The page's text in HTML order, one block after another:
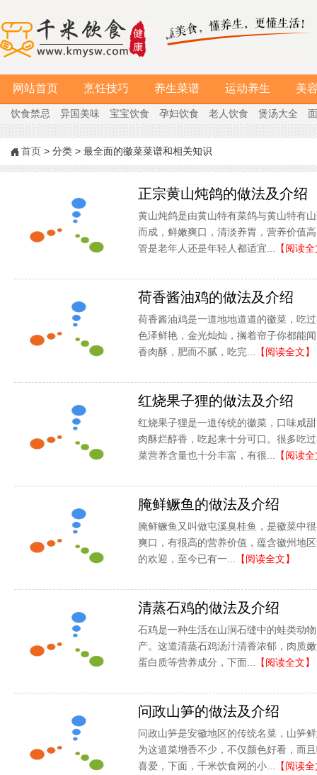
网站首页 烹饪技巧 养生菜谱 运动养生 美
饮食禁忌 异国美味 宝宝饮食 孕妇饮食 老人饮食 煲汤大全
首页 > 分类 > 最全面的徽菜菜谱和相关知识
正宗黄山炖鸽的做法及介绍
黄山炖鸽是由黄山特有菜鸽与黄山特有
而成，鲜嫩爽口，清淡养胃，营养价值
管是老年人还是年轻人都适宜...
【阅读
荷香酱油鸡的做法及介绍
荷香酱油鸡是一道地地道道的徽菜，吃
色泽鲜艳，金光灿灿，搁着帘子你都能
香肉酥，肥而不腻，吃完...
【阅读全文】
红烧果子狸的做法及介绍
红烧果子狸是一道传统的徽菜，口味咸
肉酥烂醇香，吃起来十分可口。很多吃
菜营养含量也十分丰富，有很...
【阅读
腌鲜鳜鱼的做法及介绍
腌鲜鳜鱼又叫做屯溪臭桂鱼，是徽菜中
爽口，有很高的营养价值，蕴含徽州地
的欢迎，至今已有一...
【阅读全文】
清蒸石鸡的做法及介绍
石鸡是一种生活在山涧石缝中的蛙类动
产。这道清蒸石鸡汤汁清香浓郁，肉质
蛋白质等营养成分，下面...
【阅读全文】
问政山笋的做法及介绍
问政山笋是安徽地区的传统名菜，山笋
为这道菜增香不少，不仅颜色好看，而
喜爱，下面，千米饮食网的小...
【阅读